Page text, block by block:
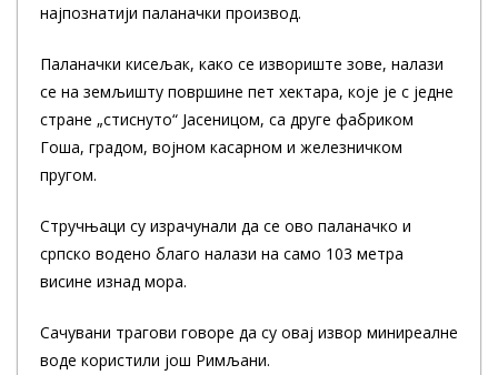
најпознатији паланачки производ.
Паланачки кисељак, како се извориште зове, налази
се на земљишту површине пет хектара, које je с једне
стране „стиснуто“ Јасеницом, са друге фабриком
Гоша, градом, војном касарном и железничком
пругом.
Стручњаци су израчунали да се ово паланачко и
српско водено благо налази на само 103 метра
висине изнад мора.
Сачувани трагови говоре да су овај извор миниреалне
воде користили још Римљани.